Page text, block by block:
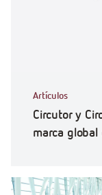
Artículos
Circutor y
marca global